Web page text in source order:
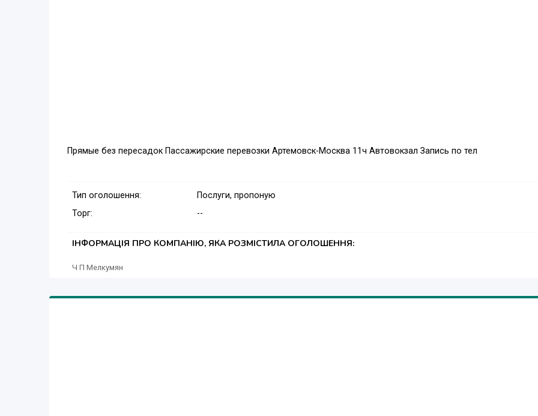
Прямые без пересадок Пассажирские перевозки Артемовск-Москва 11ч Автовокзал Запись по тел
Тип оголошення:
Послуги, пропоную
Торг:
--
ІНФОРМАЦІЯ ПРО КОМПАНІЮ, ЯКА РОЗМІСТИЛА ОГОЛОШЕННЯ:
Ч П Мелкумян